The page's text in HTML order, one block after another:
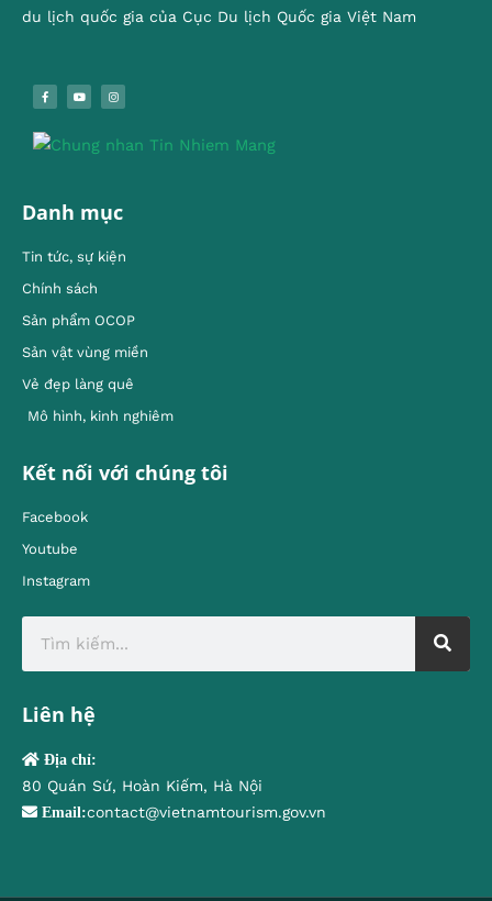
du lịch quốc gia của Cục Du lịch Quốc gia Việt Nam
Danh mục
Tin tức, sự kiện
Chính sách
Sản phẩm OCOP
Sản vật vùng miền
Vẻ đẹp làng quê
Mô hình, kinh nghiêm
Kết nối với chúng tôi
Facebook
Youtube
Instagram
Liên hệ
Địa chỉ:
80 Quán Sứ, Hoàn Kiếm, Hà Nội
Email:contact@vietnamtourism.gov.vn